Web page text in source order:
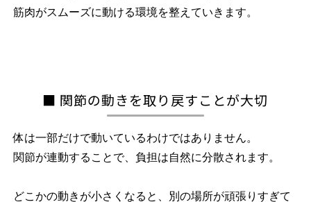
筋肉がスムーズに動ける環境を整えていきます。
■ 関節の動きを取り戻すことが大切
体は一部だけで動いているわけではありません。
関節が連動することで、負担は自然に分散されます。
どこかの動きが小さくなると、別の場所が頑張りすぎて